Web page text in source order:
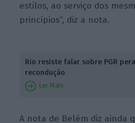
estilos, ao serviço dos
princípios”, diz a nota.
Rio resiste falar sobre PGR
recondução
Ler Mais
A nota de Belém diz ainda